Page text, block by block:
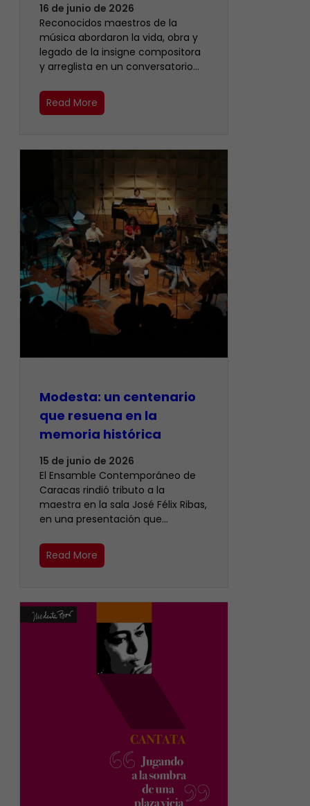
16 de junio de 2026
Reconocidos maestros de la
música abordaron la vida, obra y
legado de la insigne compositora
y arreglista en un conversatorio…
Read More
Modesta: un centenario
que resuena en la
memoria histórica
15 de junio de 2026
El Ensamble Contemporáneo de
Caracas rindió tributo a la
maestra en la sala José Félix Ribas,
en una presentación que…
Read More